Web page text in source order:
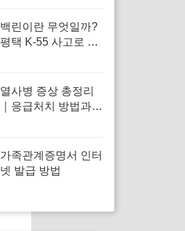
백린이란 무엇일까?
평택 K-55 사고로 알
열사병 증상 총정리
｜응급처치 방법과
가족관계증명서 인터
넷 발급 방법